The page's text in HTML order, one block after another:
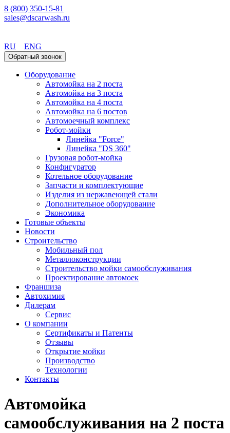
8 (800) 350-15-81
sales@dscarwash.ru
RU
ENG
Обратный звонок
Оборудование
Автомойка на 2 поста
Автомойка на 3 поста
Автомойка на 4 поста
Автомойка на 6 постов
Автомоечный комплекс
Робот-мойки
Линейка "Force"
Линейка "DS 360"
Грузовая робот-мойка
Конфигуратор
Котельное оборудование
Запчасти и комплектующие
Изделия из нержавеющей стали
Дополнительное оборудование
Экономика
Готовые объекты
Новости
Строительство
Мобильный пол
Металлоконструкции
Строительство мойки самообслуживания
Проектирование автомоек
Франшиза
Автохимия
Дилерам
Сервис
О компании
Сертификаты и Патенты
Отзывы
Открытие мойки
Производство
Технологии
Контакты
Автомойка
самообслуживания на 2 поста